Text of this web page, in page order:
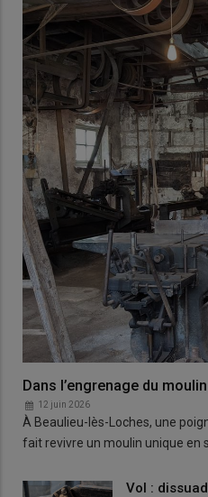
Dans l’engrenage du
12 juin 2026
À Beaulieu-lès-Loches, une
fait revivre un moulin unique en
Vol :